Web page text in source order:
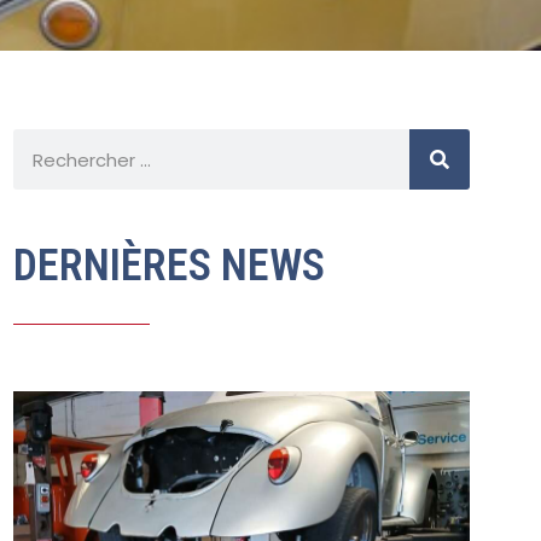
DERNIÈRES NEWS